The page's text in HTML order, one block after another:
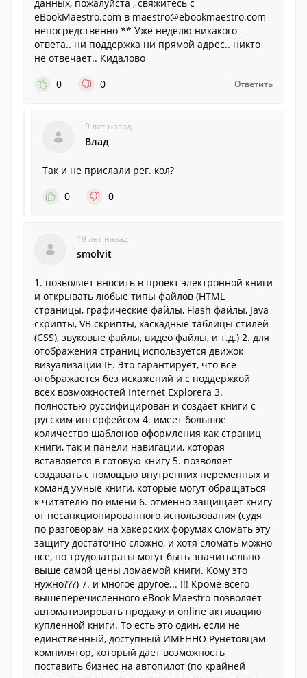
данных, пожалуйста , свяжитесь с
eBookMaestro.com в maestro@ebookmaestro.com
непосредственно ** Уже неделю никакого
ответа.. ни поддержка ни прямой адрес.. никто
не отвечает.. Кидалово
0
0 Ответить
9 лет назад
Влад
Так и не прислали рег. кол?
0
0
19 лет назад
smolvit
1. позволяет вносить в проект электронной книги
и открывать любые типы файлов (HTML
страницы, графические файлы, Flash файлы, Java
скрипты, VB скрипты, каскадные таблицы стилей
(CSS), звуковые файлы, видео файлы, и т.д.) 2. для
отображения страниц используется движок
визуализации IE. Это гарантирует, что все
отображается без искажений и с поддержкой
всех возможностей Internet Explorerа 3.
полностью руссифицирован и создает книги с
русским интерфейсом 4. имеет большое
количество шаблонов оформления как страниц
книги, так и панели навигации, которая
вставляется в готовую книгу 5. позволяет
создавать с помощью внутренних переменных и
команд умные книги, которые могут обращаться
к читателю по имени 6. отменно защищает книгу
от несанкционированного использования (судя
по разговорам на хакерских форумах сломать эту
защиту достаточно сложно, и хотя сломать можно
все, но трудозатраты могут быть значитьельно
выше самой цены ломаемой книги. Кому это
нужно???) 7. и многое другое... !!! Кроме всего
вышеперечисленного eBook Maestro позволяет
автоматизировать продажу и online активацию
купленной книги. То есть это один, если не
единственный, доступный ИМЕННО Рунетовцам
компилятор, который дает возможность
поставить бизнес на автопилот (по крайней